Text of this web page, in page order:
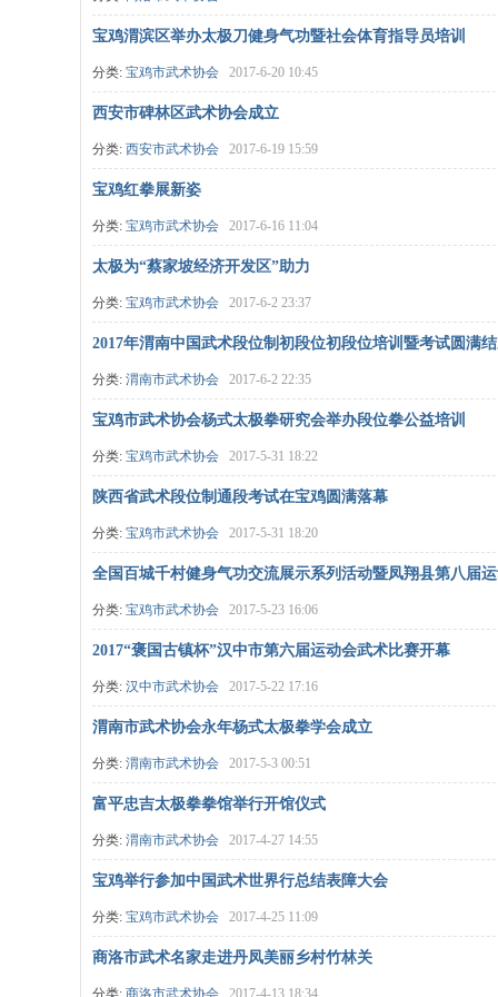
宝鸡渭滨区举办太极刀健身气功暨社会体育指导员培训
分类: 宝鸡市武术协会 2017-6-20 10:45
西安市碑林区武术协会成立
分类: 西安市武术协会 2017-6-19 15:59
宝鸡红拳展新姿
分类: 宝鸡市武术协会 2017-6-16 11:04
太极为“蔡家坡经济开发区”助力
分类: 宝鸡市武术协会 2017-6-2 23:37
2017年渭南中国武术段位制初段位初段位培训暨考试圆满
分类: 渭南市武术协会 2017-6-2 22:35
宝鸡市武术协会杨式太极拳研究会举办段位拳公益培训
分类: 宝鸡市武术协会 2017-5-31 18:22
陕西省武术段位制通段考试在宝鸡圆满落幕
分类: 宝鸡市武术协会 2017-5-31 18:20
全国百城千村健身气功交流展示系列活动暨凤翔县第八届
分类: 宝鸡市武术协会 2017-5-23 16:06
2017“褒国古镇杯”汉中市第六届运动会武术比赛开幕
分类: 汉中市武术协会 2017-5-22 17:16
渭南市武术协会永年杨式太极拳学会成立
分类: 渭南市武术协会 2017-5-3 00:51
富平忠吉太极拳拳馆举行开馆仪式
分类: 渭南市武术协会 2017-4-27 14:55
宝鸡举行参加中国武术世界行总结表障大会
分类: 宝鸡市武术协会 2017-4-25 11:09
商洛市武术名家走进丹凤美丽乡村竹林关
分类: 商洛市武术协会 2017-4-13 18:34